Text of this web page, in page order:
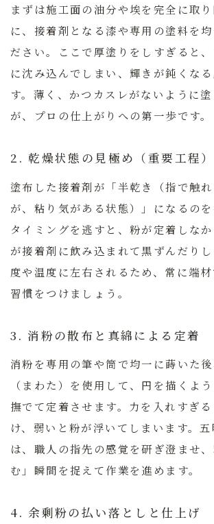
まずは施工面の油分や埃を完全に取
に、接着剤となる漆や専用の塗料を
ださい。ここで厚塗りをしすぎると
に沈み込んでしまい、輝きが鈍くな
す。 薄く、かつカスレがないように
が、プロの仕上がりへの第一歩です。
2. 乾燥状態の見極め（重要工程）
塗布した接着剤が「半乾き（指で触
が、粘り気がある状態）」になるの
タイミングを逃すと、粉が定着しな
が接着剤に飲み込まれて黒ずんだり
度や温度に左右されるため、常に端
習慣をつけましょう。
3. 消粉の散布と真綿による定着
消粉を専用の筆や筒で均一に蒔いた
（まわた）を使用して、円を描くよ
撫でて定着させます。力を入れすぎ
け、弱いと粉が浮いてしまいます。
は、職人の指先の感覚を研ぎ澄ませ
む」瞬間を捉えて作業を進めます。
4. 余剰粉の払い落としと仕上げ